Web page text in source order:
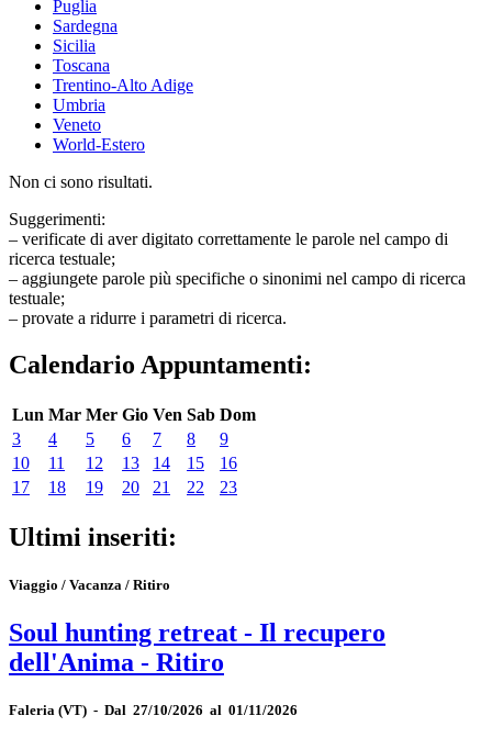
Puglia
Sardegna
Sicilia
Toscana
Trentino-Alto Adige
Umbria
Veneto
World-Estero
Non ci sono risultati.
Suggerimenti:
– verificate di aver digitato correttamente le parole nel campo di
ricerca testuale;
– aggiungete parole più specifiche o sinonimi nel campo di ricerca
testuale;
– provate a ridurre i parametri di ricerca.
Calendario Appuntamenti:
Lun Mar Mer Gio Ven Sab Dom
3
4 5 6 7 8
9
10
11 12 13 14 15
16
17
18 19 20 21 22 23
Ultimi inseriti:
Viaggio / Vacanza / Ritiro
Soul hunting retreat - Il recupero
dell'Anima - Ritiro
Faleria (VT) - Dal 27/10/2026 al 01/11/2026